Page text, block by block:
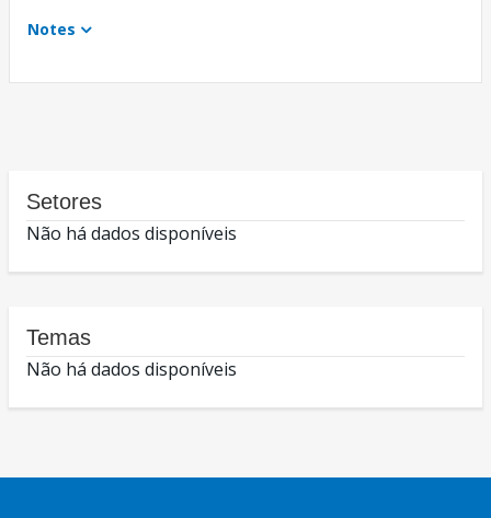
Notes
Setores
Não há dados disponíveis
Temas
Não há dados disponíveis